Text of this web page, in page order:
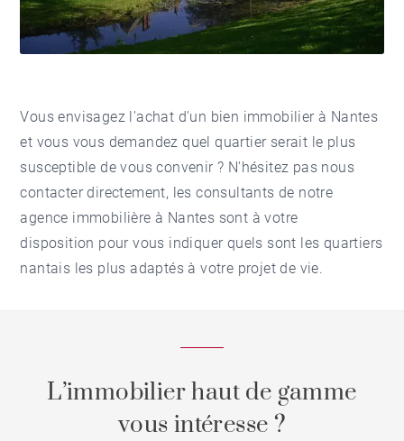
Vous envisagez l'achat d'un bien immobilier à Nantes
et vous vous demandez quel quartier serait le plus
susceptible de vous convenir ? N'hésitez pas nous
contacter directement, les consultants de notre
agence immobilière à Nantes sont à votre
disposition pour vous indiquer quels sont les quartiers
nantais les plus adaptés à votre projet de vie.
L’immobilier haut de gamme
vous intéresse ?